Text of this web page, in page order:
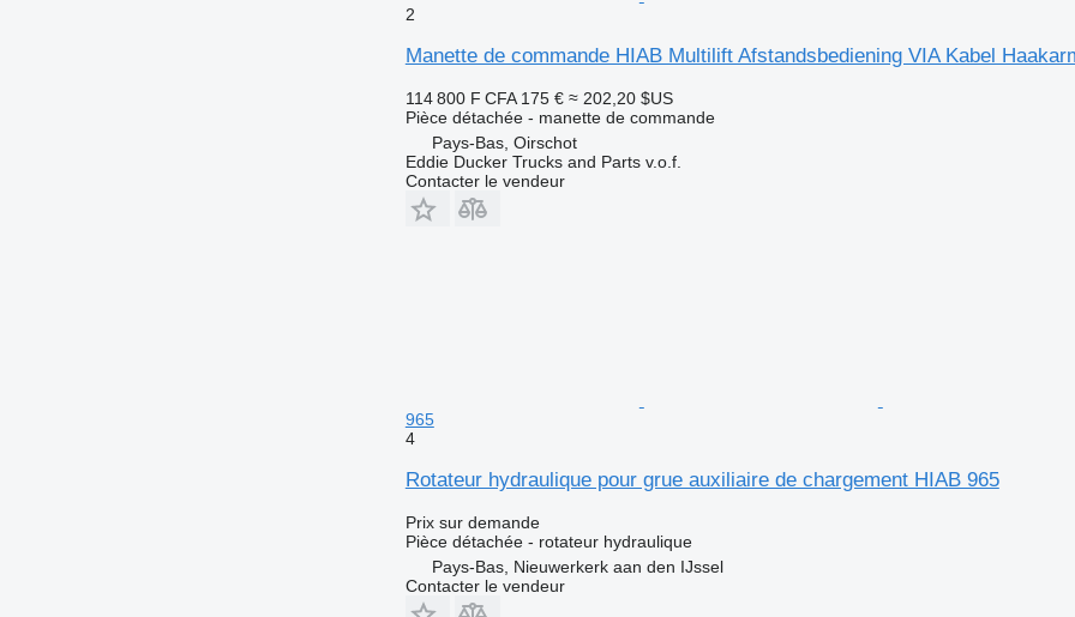
2
Manette de commande HIAB Multilift Afstandsbediening VIA Kabel
114 800 F CFA 175 € ≈ 202,20 $US
Pièce détachée - manette de commande
Pays-Bas, Oirschot
Eddie Ducker Trucks and Parts v.o.f.
Contacter le vendeur
965
4
Rotateur hydraulique pour grue auxiliaire de chargement HIAB 965
Prix sur demande
Pièce détachée - rotateur hydraulique
Pays-Bas, Nieuwerkerk aan den IJssel
Contacter le vendeur